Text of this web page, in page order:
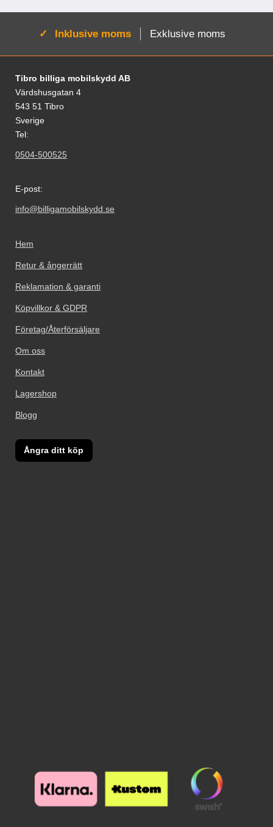
Aktiv:
Inklusive moms Exklusive moms
Sidfot Blandad info och länkar
Tibro billiga mobilskydd AB
Värdshusgatan 4
543 51 Tibro
Sverige
Tel:
0504-500525
E-post:
info@billigamobilskydd.se
Hem
Retur & ångerrätt
Reklamation & garanti
Köpvillkor & GDPR
Företag/Återförsäljare
Om oss
Kontakt
Lagershop
Blogg
Ångra ditt köp